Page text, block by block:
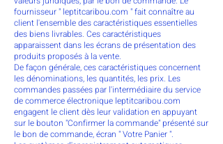
fournisseur " leptitcaribou.com " fait connaître au
client l'ensemble des caractéristiques essentielles
des biens livrables. Ces caractéristiques
apparaissent dans les écrans de présentation des
produits proposés à la vente.
De façon générale, ces caractéristiques concernent
les dénominations, les quantités, les prix. Les
commandes passées par l'intermédiaire du service
de commerce électronique leptitcaribou.com
engagent le client dès leur validation en appuyant
sur le bouton "Confirmer la commande" présenté sur
le bon de commande, écran " Votre Panier ".